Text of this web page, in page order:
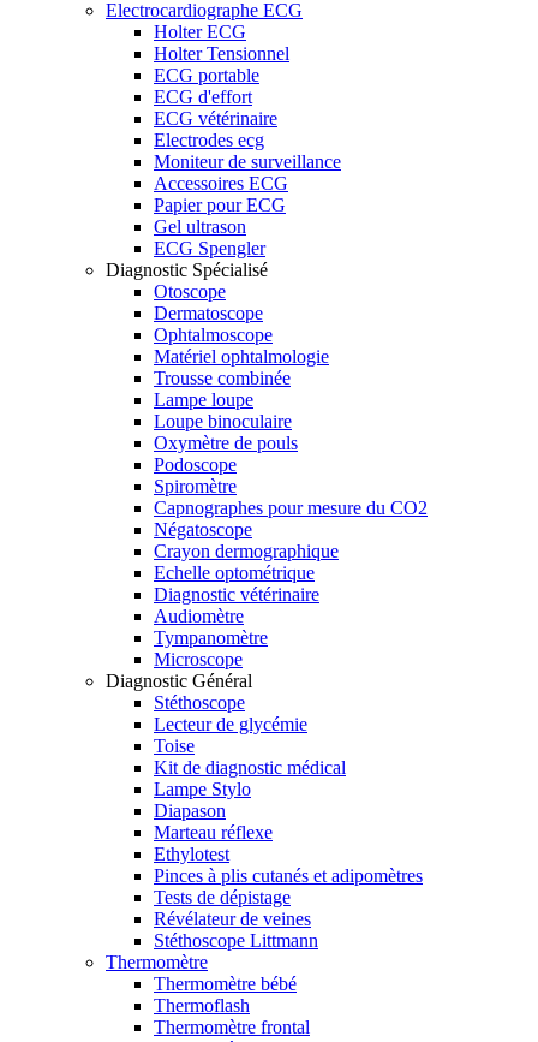
Electrocardiographe ECG
Holter ECG
Holter Tensionnel
ECG portable
ECG d'effort
ECG vétérinaire
Electrodes ecg
Moniteur de surveillance
Accessoires ECG
Papier pour ECG
Gel ultrason
ECG Spengler
Diagnostic Spécialisé
Otoscope
Dermatoscope
Ophtalmoscope
Matériel ophtalmologie
Trousse combinée
Lampe loupe
Loupe binoculaire
Oxymètre de pouls
Podoscope
Spiromètre
Capnographes pour mesure du CO2
Négatoscope
Crayon dermographique
Echelle optométrique
Diagnostic vétérinaire
Audiomètre
Tympanomètre
Microscope
Diagnostic Général
Stéthoscope
Lecteur de glycémie
Toise
Kit de diagnostic médical
Lampe Stylo
Diapason
Marteau réflexe
Ethylotest
Pinces à plis cutanés et adipomètres
Tests de dépistage
Révélateur de veines
Stéthoscope Littmann
Thermomètre
Thermomètre bébé
Thermoflash
Thermomètre frontal